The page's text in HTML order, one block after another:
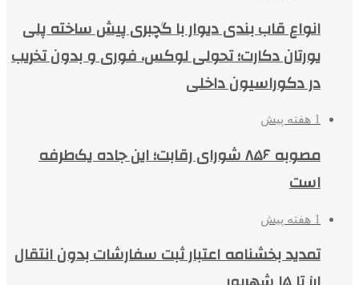
انواع قاب بندی دیوار با گچبری پیش ساخته پلی
یورتان دکارت؛ تحولی لوکس، فوری و بدون تخریب
در دکوراسیون داخلی
1 هفته پیش
مصوبه ۸۵۶ شورای رقابت؛ این جاده یک‌طرفه
است
1 هفته پیش
تمدید بخشنامه اعتبار ثبت سفارشات بدون انتقال